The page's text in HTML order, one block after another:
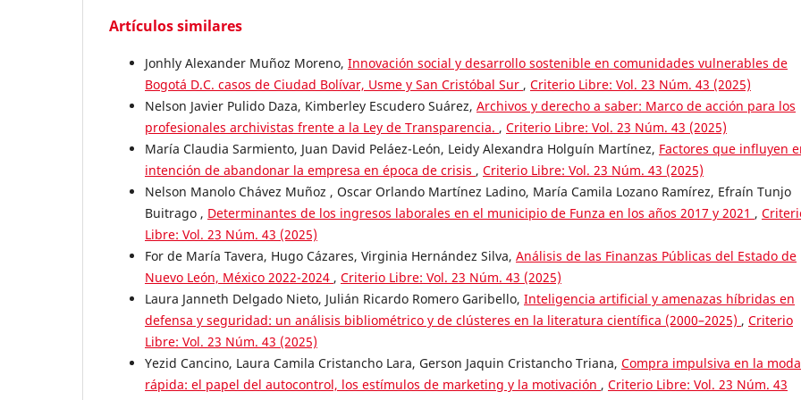
Artículos similares
Jonhly Alexander Muñoz Moreno, Innovación social y desarrollo sostenible en comunidades vulnerables de
Bogotá D.C. casos de Ciudad Bolívar, Usme y San Cristóbal Sur , Criterio Libre: Vol. 23 Núm. 43 (2025)
Nelson Javier Pulido Daza, Kimberley Escudero Suárez, Archivos y derecho a saber: Marco de acción para los
profesionales archivistas frente a la Ley de Transparencia. , Criterio Libre: Vol. 23 Núm. 43 (2025)
María Claudia Sarmiento, Juan David Peláez-León, Leidy Alexandra Holguín Martínez, Factores que influyen
intención de abandonar la empresa en época de crisis , Criterio Libre: Vol. 23 Núm. 43 (2025)
Nelson Manolo Chávez Muñoz , Oscar Orlando Martínez Ladino, María Camila Lozano Ramírez, Efraín Tunjo
Buitrago , Determinantes de los ingresos laborales en el municipio de Funza en los años 2017 y 2021 ,
Libre: Vol. 23 Núm. 43 (2025)
For de María Tavera, Hugo Cázares, Virginia Hernández Silva, Análisis de las Finanzas Públicas del Estado de
Nuevo León, México 2022-2024 , Criterio Libre: Vol. 23 Núm. 43 (2025)
Laura Janneth Delgado Nieto, Julián Ricardo Romero Garibello, Inteligencia artificial y amenazas híbridas en
defensa y seguridad: un análisis bibliométrico y de clústeres en la literatura científica (2000–2025) , Criterio
Libre: Vol. 23 Núm. 43 (2025)
Yezid Cancino, Laura Camila Cristancho Lara, Gerson Jaquin Cristancho Triana, Compra impulsiva en la moda
rápida: el papel del autocontrol, los estímulos de marketing y la motivación , Criterio Libre: Vol. 23 Núm. 43